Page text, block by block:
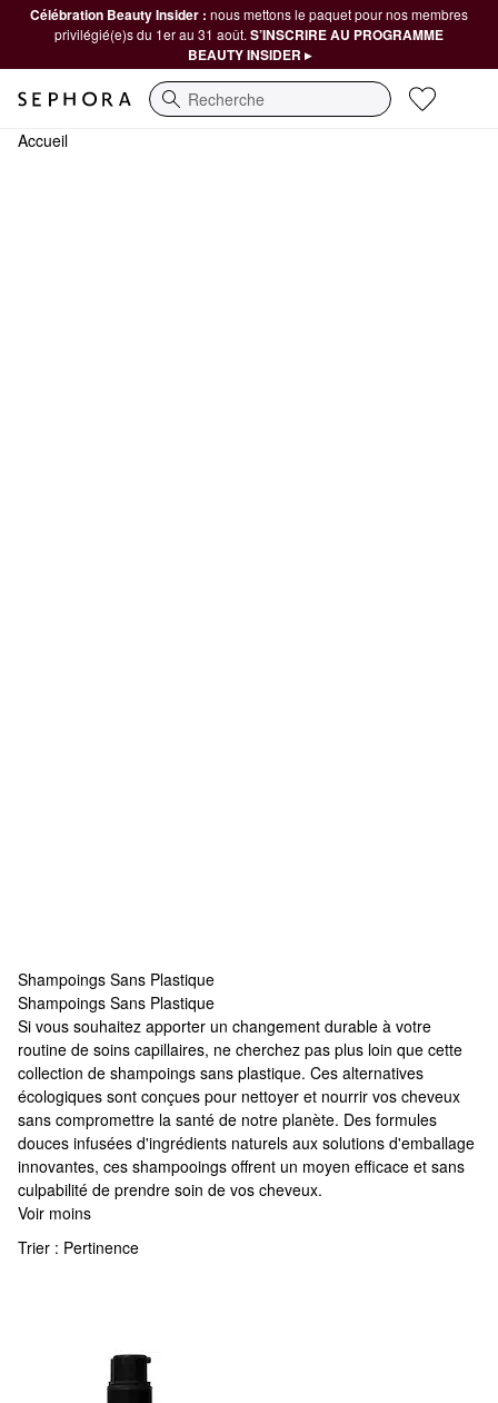
Célébration Beauty Insider : nous mettons le paquet pour nos membres
privilégié(e)s du 1er au 31 août. S’INSCRIRE AU PROGRAMME
BEAUTY INSIDER ▸
Recherche
Accueil
Shampoings Sans Plastique
Shampoings Sans Plastique
Shampoings Sans Plastique
Si vous souhaitez apporter un changement durable à votre
routine de soins capillaires, ne cherchez pas plus loin que cette
collection de shampoings sans plastique. Ces alternatives
écologiques sont conçues pour nettoyer et nourrir vos cheveux
sans compromettre la santé de notre planète. Des formules
douces infusées d'ingrédients naturels aux solutions d'emballage
innovantes, ces shampooings offrent un moyen efficace et sans
culpabilité de prendre soin de vos cheveux.
Voir moins
Trier : Pertinence